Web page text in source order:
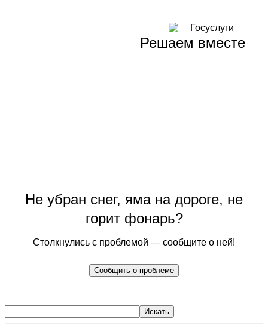
Решаем вместе
Не убран снег, яма на дороге, не
горит фонарь?
Столкнулись с проблемой — сообщите о ней!
Сообщить о проблеме
Искать